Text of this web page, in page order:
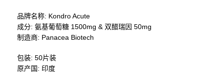
品牌名称: Kondro Acute
成分: 氨基葡萄糖 1500mg & 双醋瑞因 50mg
制造商: Panacea Biotech
包装: 50片装
原产国: 印度